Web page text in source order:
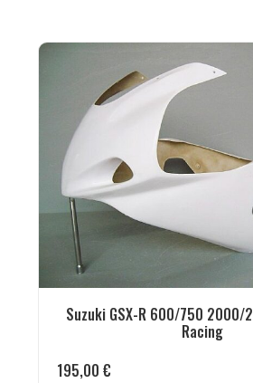
Suzuki GSX-R 600/750 2000/
Racing
195,00 €